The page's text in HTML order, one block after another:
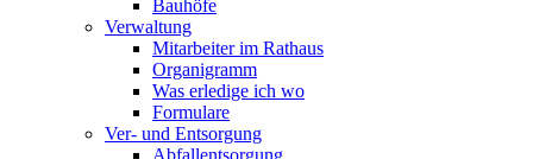
Bauhöfe
Verwaltung
Mitarbeiter im Rathaus
Organigramm
Was erledige ich wo
Formulare
Ver- und Entsorgung
Abfallentsorgung